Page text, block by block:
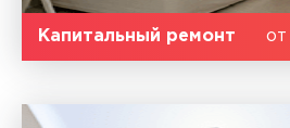
Капитальный ремонт